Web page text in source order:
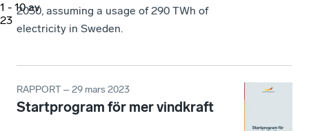
1 - 10 av
23
2050, assuming a usage of 290 TWh of
electricity in Sweden.
RAPPORT – 29 mars 2023
Startprogram för mer vindkraft